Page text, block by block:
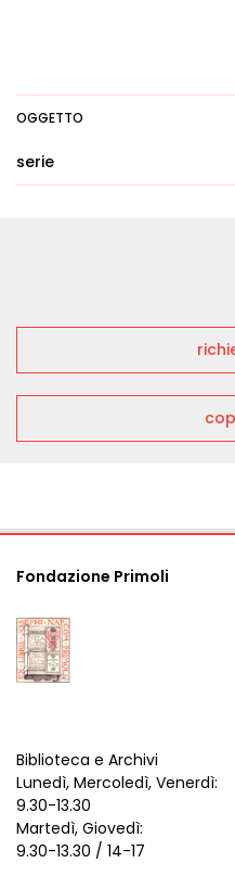
OGGETTO
serie
Fondazione Primoli
Biblioteca e Archivi
Lunedì, Mercoledì, Venerdì:
9.30-13.30
Martedì, Giovedì:
9.30-13.30 / 14-17